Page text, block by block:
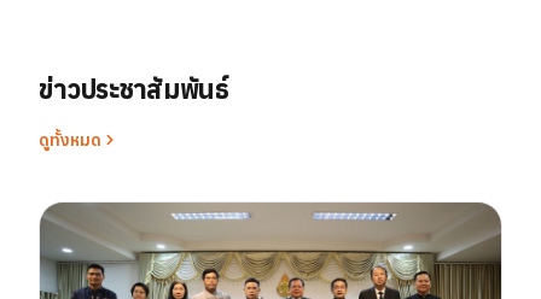
ข่าวประชาสัมพันธ์
ดูทั้งหมด